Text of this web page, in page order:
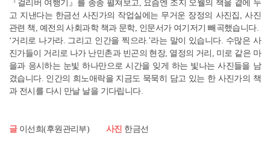
『걸리버 여행기』를 종종 펼쳐보고, 요즘엔 조지 오웰의 책을 곁에 두
고 지낸다는 한금선 사진가의 작업실에는 무거운 장정의 사진집, 사진
관련 책, 예전의 사회과학 책과 문학, 인문서가 여기저기 빼곡했습니다.
‘거리로 나가라. 그리고 인간을 찍으라.’라는 말이 있습니다. 수많은 사
진가들이 거리로 나가 난민촌과 빈곤의 현장, 열정의 거리, 미로 같은 마
을과 응시하는 눈빛 하나만으로 시간을 잊게 하는 빛나는 사진들을 남
겼습니다. 인간의 희노애락을 지금도 묵묵히 담고 있는 한 사진가의 책
과 전시를 다시 만날 날을 기다립니다.
글 이선희(후원관리부) 사진 한금선